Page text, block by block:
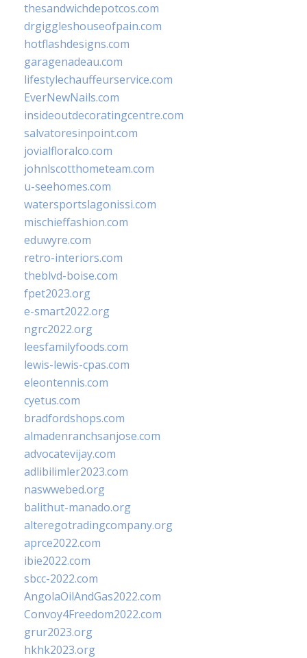
thesandwichdepotcos.com
drgiggleshouseofpain.com
hotflashdesigns.com
garagenadeau.com
lifestylechauffeurservice.com
EverNewNails.com
insideoutdecoratingcentre.com
salvatoresinpoint.com
jovialfloralco.com
johnlscotthometeam.com
u-seehomes.com
watersportslagonissi.com
mischieffashion.com
eduwyre.com
retro-interiors.com
theblvd-boise.com
fpet2023.org
e-smart2022.org
ngrc2022.org
leesfamilyfoods.com
lewis-lewis-cpas.com
eleontennis.com
cyetus.com
bradfordshops.com
almadenranchsanjose.com
advocatevijay.com
adlibilimler2023.com
naswwebed.org
balithut-manado.org
alteregotradingcompany.org
aprce2022.com
ibie2022.com
sbcc-2022.com
AngolaOilAndGas2022.com
Convoy4Freedom2022.com
grur2023.org
hkhk2023.org